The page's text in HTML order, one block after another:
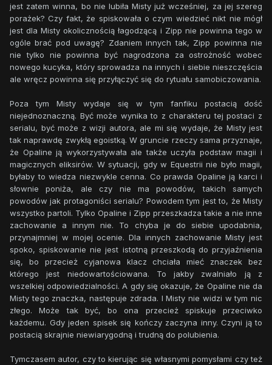
jest zatem winna, bo nie lubiła Misty już wcześniej, za jej szereg
porażek? Czy fakt, że spiskowała o czym wiedzieć nikt nie mógł
jest dla Misty okolicznością łagodzącą i Zipp nie powinna tego w
ogóle brać pod uwagę? Zdaniem innych tak, Zipp powinna nie
nie tylko nie powinna być nagrodzona za ostrożność wobec
nowego kucyka, który sprowadza na innych i siebie nieszczęścia
ale wręcz powinna się przyłączyć się do rytuału samobiczowania.
Poza tym Misty wydaje się w tym fanfiku postacią dość
niejednoznaczną. Być może wynika to z charakteru tej postaci z
serialu, być może z wizji autora, ale mi się wydaje, że Misty jest
tak naprawdę zwykłą egoistką. W gruncie rzeczy sama przyznaje,
że Opaline ją wykorzystywała ale także uczyła podstaw magii i
magicznych eliksirów. W sytuacji, gdy w Equestrii nie było magii,
byłaby to wiedza niezwykle cenna. Co prawda Opaline ją karci i
słownie poniża, ale czy nie ma powodów, takich samych
powodów jak protagoniści serialu? Powodem tym jest to, że Misty
wszystko partoli. Tylko Opaline i Zipp przeszkadza takie a nie inne
zachowanie a innym nie. To chyba je do siebie upodabnia,
przynajmniej w mojej ocenie. Dla innych zachowanie Misty jest
spoko, spiskowanie nie jest istotną przeszkodą do przyjaźnienia
się, bo przecież cyjanowa klacz chciała mieć znaczek bez
którego jest niedowartościowana. To jakby zwalniało ją z
wszelkiej odpowiedzialności. A gdy się okazuje, że Opaline nie da
Misty tego znaczka, następuje zdrada. I Misty nie widzi w tym nic
złego. Może tak być, bo ona przecież spiskuje przeciwko
każdemu. Gdy jeden spisek się kończy zaczyna inny. Czyni ją to
postacią skrajnie niewiarygodną i trudną do polubienia.
Tymczasem autor, czy to kierując się własnymi pomysłami czy też